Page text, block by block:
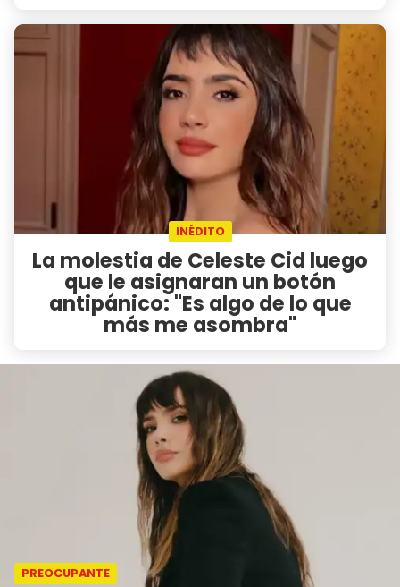
INÉDITO
La molestia de Celeste Cid luego
que le asignaran un botón
antipánico: "Es algo de lo que
más me asombra"
PREOCUPANTE